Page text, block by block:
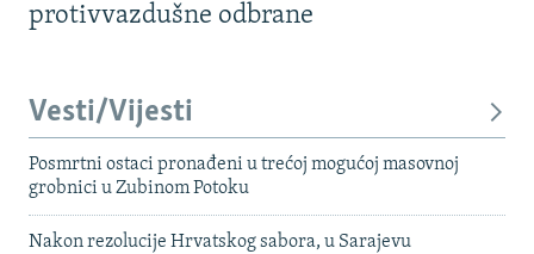
protivvazdušne odbrane
Vesti/Vijesti
Posmrtni ostaci pronađeni u trećoj mogućoj masovnoj
grobnici u Zubinom Potoku
Nakon rezolucije Hrvatskog sabora, u Sarajevu